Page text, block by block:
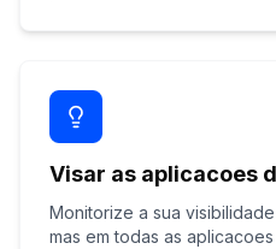
Visar as aplicacoes
Monitorize a sua
mas em todas as